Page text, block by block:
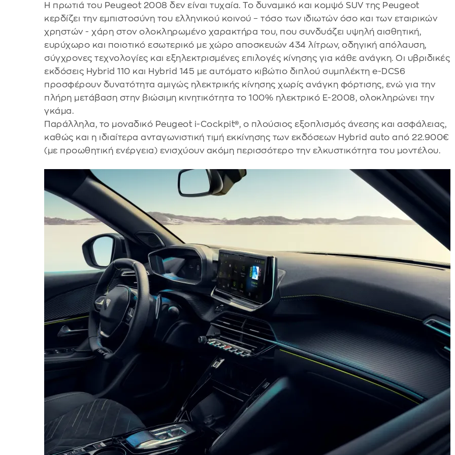
Η πρωτιά του Peugeot 2008 δεν είναι τυχαία. Το δυναμικό και κομψό SUV της Peugeot
κερδίζει την εμπιστοσύνη του ελληνικού κοινού – τόσο των ιδιωτών όσο και των εταιρικών
χρηστών - χάρη στον ολοκληρωμένο χαρακτήρα του, που συνδυάζει υψηλή αισθητική,
ευρύχωρο και ποιοτικό εσωτερικό με χώρο αποσκευών 434 λίτρων, οδηγική απόλαυση,
σύγχρονες τεχνολογίες και εξηλεκτρισμένες επιλογές κίνησης για κάθε ανάγκη. Οι υβριδικές
εκδόσεις Hybrid 110 και Hybrid 145 με αυτόματο κιβώτιο διπλού συμπλέκτη e-DCS6
προσφέρουν δυνατότητα αμιγώς ηλεκτρικής κίνησης χωρίς ανάγκη φόρτισης, ενώ για την
πλήρη μετάβαση στην βιώσιμη κινητικότητα το 100% ηλεκτρικό E-2008, ολοκληρώνει την
γκάμα.
Παράλληλα, το μοναδικό Peugeot i-Cockpit®, ο πλούσιος εξοπλισμός άνεσης και ασφάλειας,
καθώς και η ιδιαίτερα ανταγωνιστική τιμή εκκίνησης των εκδόσεων Hybrid auto από 22.900€
(με προωθητική ενέργεια) ενισχύουν ακόμη περισσότερο την ελκυστικότητα του μοντέλου.